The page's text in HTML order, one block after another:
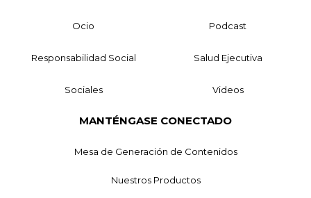
Ocio Podcast
Responsabilidad Social Salud Ejecutiva
Sociales Videos
MANTÉNGASE CONECTADO
Mesa de Generación de Contenidos
Nuestros Productos